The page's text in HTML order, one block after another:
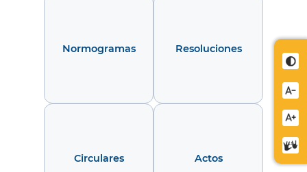
de
Normogramas Resoluciones
Circulares Actos